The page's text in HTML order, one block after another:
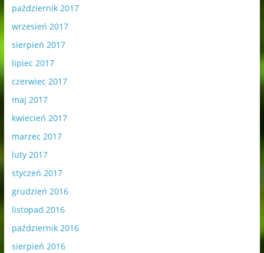
październik 2017
wrzesień 2017
sierpień 2017
lipiec 2017
czerwiec 2017
maj 2017
kwiecień 2017
marzec 2017
luty 2017
styczeń 2017
grudzień 2016
listopad 2016
październik 2016
sierpień 2016